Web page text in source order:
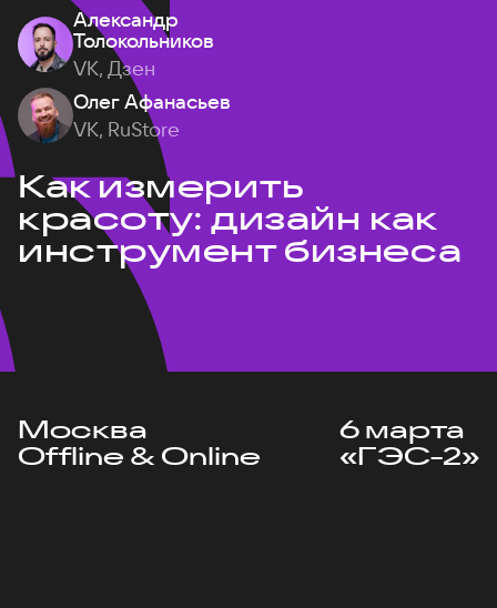
Александр
Толокольников
VK, Дзен
Олег Афанасьев
VK, RuStore
Как измерить
красоту: дизайн как
инструмент бизнеса
Москва
Offline & Online
6 марта
«ГЭС-2»